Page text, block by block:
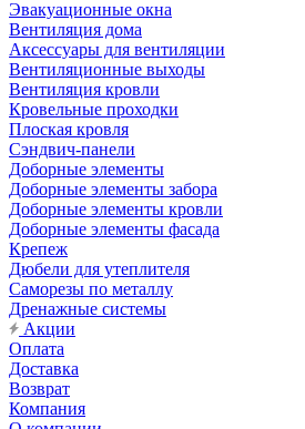
Эвакуационные окна
Вентиляция дома
Аксессуары для вентиляции
Вентиляционные выходы
Вентиляция кровли
Кровельные проходки
Плоская кровля
Сэндвич-панели
Доборные элементы
Доборные элементы забора
Доборные элементы кровли
Доборные элементы фасада
Крепеж
Дюбели для утеплителя
Саморезы по металлу
Дренажные системы
Акции
Оплата
Доставка
Возврат
Компания